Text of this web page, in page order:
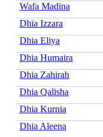
Wafa Madina
Dhia Izzara
Dhia Eliya
Dhia Humaira
Dhia Zahirah
Dhia Qalisha
Dhia Kurnia
Dhia Aleena